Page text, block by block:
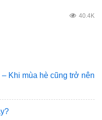
40.4K
Khi mùa hè cũng trở nên